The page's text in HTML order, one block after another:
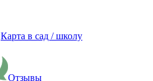
Карта в сад / школу
Отзывы